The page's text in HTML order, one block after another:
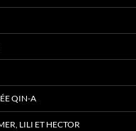
QIN-A
LILI ET HECTOR